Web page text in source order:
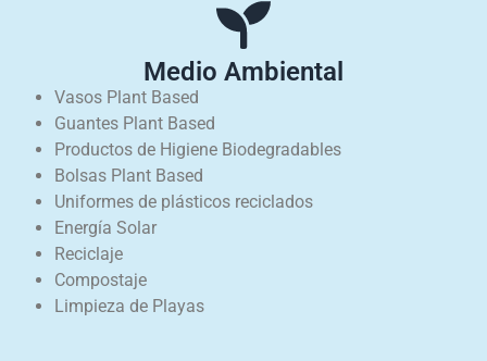
Medio Ambiental
Vasos Plant Based
Guantes Plant Based
Productos de Higiene Biodegradables
Bolsas Plant Based
Uniformes de plásticos reciclados
Energía Solar
Reciclaje
Compostaje
Limpieza de Playas